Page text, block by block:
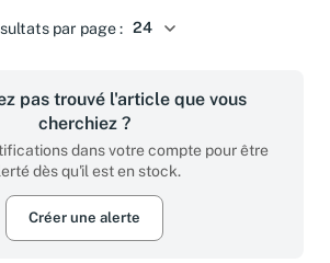
par page :
pas trouvé l'article que vous
cherchiez ?
dans votre compte pour être
dès qu'il est en stock.
Créer une alerte